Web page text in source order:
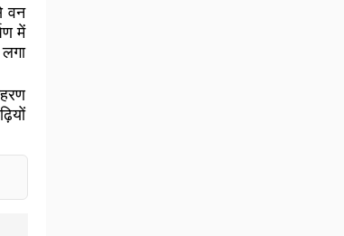
वन
में